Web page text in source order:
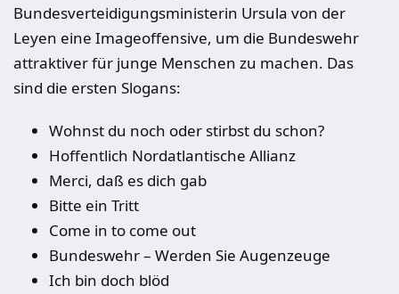
Bundesverteidigungsministerin Ursula von der
Leyen eine Imageoffensive, um die Bundeswehr
attraktiver für junge Menschen zu machen. Das
sind die ersten Slogans:
Wohnst du noch oder stirbst du schon?
Hoffentlich Nordatlantische Allianz
Merci, daß es dich gab
Bitte ein Tritt
Come in to come out
Bundeswehr – Werden Sie Augenzeuge
Ich bin doch blöd